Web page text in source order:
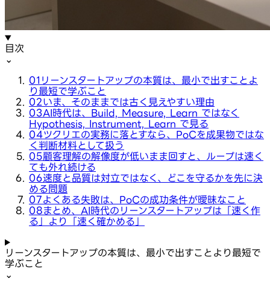
目次
⌄
01 リーンスタートアップの本質は、最小で出すことよ
り最短で学ぶこと
02いま、そのままでは古く見えやすい理由
03AI時代は、Build, Measure, Learn ではなく
Hypothesis, Instrument, Learn で見る
04ツクリエの実務に落とすなら、PoCを成果物ではな
く判断材料として扱う
05顧客理解の解像度が低いまま回すと、ループは速く
ても外れ続ける
06速度と品質は対立ではなく、どこを守るかを先に決
める問題
07よくある失敗は、PoCの成功条件が曖昧なこと
08まとめ、AI時代のリーンスタートアップは「速く作
る」より「速く確かめる」
リーンスタートアップの本質は、最小で出すことより最短で
学ぶこと
⌄